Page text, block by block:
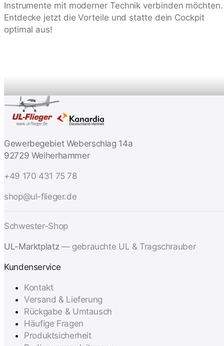
Instrumente mit moderner Technik verbinden möchten.
Entdecke jetzt die Vorteile und statte dein Cockpit
optimal aus!
Gewerbegebiet Weberschlag 14a
92729 Weiherhammer
+49 170 431 75 78
shop@ul-flieger.de
Schwester-Shop
UL-Marktplatz — gebrauchte UL & Tragschrauber
Kundenservice
Kontakt
Versand & Lieferung
Rückgabe & Umtausch
Häufige Fragen
Produktsicherheit